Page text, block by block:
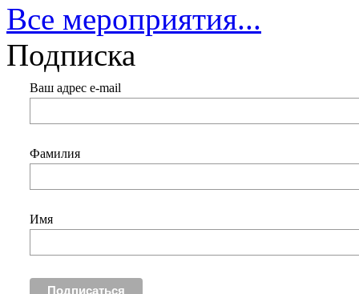
Все мероприятия...
Подписка
Ваш адрес e-mail
Фамилия
Имя